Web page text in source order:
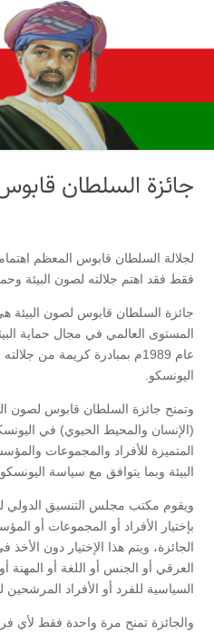
جائزة السلطان
لجلالة السلطان قابوس المعظم
فقط فقد اهتم جلالته لصون البيئة
جائزة السلطان قابوس لصون البيئة
المستوى العالمي في مجال حماية
عام 1989م بمبادرة كريمة من
اليونسكو.
وتمنح جائزة السلطان قابوس لصون
(الإنسان والمحيط الحيوي) في
المتميزة للأفراد والمجموعات
البيئة وبما يتوافق مع سياسة
ويقوم مكتب مجلس التنسيق الدولي
بإختيار الأفراد أو المجموعات أو
الجائزة، ويتم هذا الإختيار دون الأخذ
العرقي أو الجنس أو اللغة أو المهنة أو
السياسية للفرد أو الأفراد المرشحين
والجائزة تمنح مرة واحدة فقط لأي